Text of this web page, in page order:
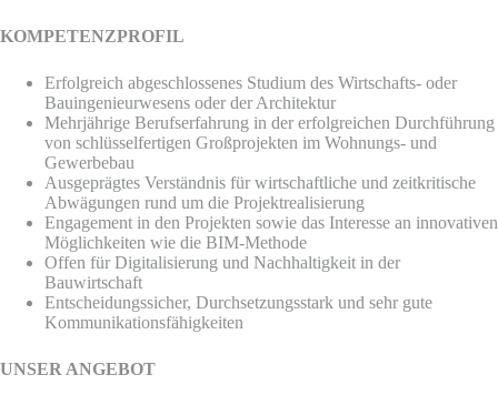
KOMPETENZPROFIL
Erfolgreich abgeschlossenes Studium des Wirtschafts- oder
Bauingenieurwesens oder der Architektur
Mehrjährige Berufserfahrung in der erfolgreichen Durchführung
von schlüsselfertigen Großprojekten im Wohnungs- und
Gewerbebau
Ausgeprägtes Verständnis für wirtschaftliche und zeitkritische
Abwägungen rund um die Projektrealisierung
Engagement in den Projekten sowie das Interesse an innovativen
Möglichkeiten wie die BIM-Methode
Offen für Digitalisierung und Nachhaltigkeit in der
Bauwirtschaft
Entscheidungssicher, Durchsetzungsstark und sehr gute
Kommunikationsfähigkeiten
UNSER ANGEBOT